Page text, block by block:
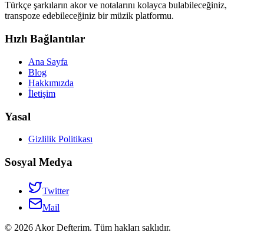
Türkçe şarkıların akor ve notalarını kolayca bulabileceğiniz,
transpoze edebileceğiniz bir müzik platformu.
Hızlı Bağlantılar
Ana Sayfa
Blog
Hakkımızda
İletişim
Yasal
Gizlilik Politikası
Sosyal Medya
Twitter
Mail
© 2026 Akor Defterim. Tüm hakları saklıdır.